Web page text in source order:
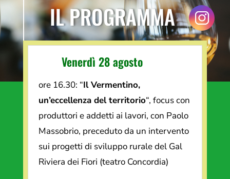
IL PROGRAMMA
Venerdì 28 agosto
ore 16.30: “Il Vermentino,
un’eccellenza del territorio“, focus con
produttori e addetti ai lavori, con Paolo
Massobrio, preceduto da un intervento
sui progetti di sviluppo rurale del Gal
Riviera dei Fiori (teatro Concordia)